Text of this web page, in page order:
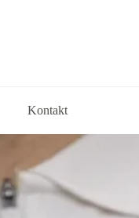
Kontakt